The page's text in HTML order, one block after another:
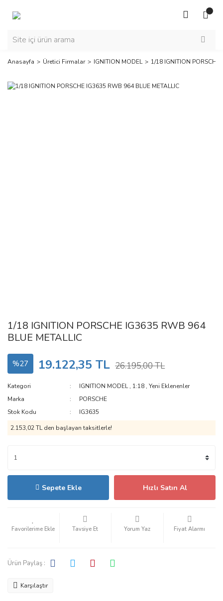
Anasayfa Üretici Firmalar IGNITION MODEL 1/18 IGNITION
1/18 IGNITION PORSCHE IG3635 RWB 964
BLUE METALLIC
%27 19.122,35 TL 26.195,00 TL
Kategori IGNITION MODEL, 1:18 ,Yeni Eklenenler
Marka
PORSCHE
Stok Kodu
IG3635
2.153,02 TL den başlayan taksitlerle!
Sepete Ekle Hızlı Satın Al
Tavsiye Et Yorum Yaz Fiyat Alarmı
Ürün Paylaş :
Karşılaştır